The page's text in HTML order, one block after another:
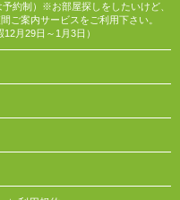
約制）※お部屋探しをしたいけど、
ご案内サービスをご利用下さい。
月29日～1月3日）